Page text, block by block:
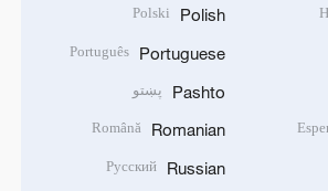
Polish
Polski
Portuguese
Português
Pashto پښتو
Romanian
Română
Russian
Русский